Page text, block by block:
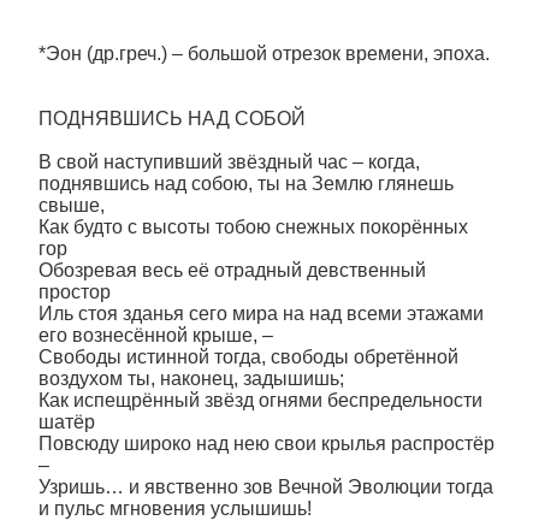
*Эон (др.греч.) – большой отрезок времени, эпоха.
ПОДНЯВШИСЬ НАД СОБОЙ
В свой наступивший звёздный час – когда,
поднявшись над собою, ты на Землю глянешь
свыше,
Как будто с высоты тобою снежных покорённых
гор
Обозревая весь её отрадный девственный
простор
Иль стоя зданья сего мира на над всеми этажами
его вознесённой крыше, –
Свободы истинной тогда, свободы обретённой
воздухом ты, наконец, задышишь;
Как испещрённый звёзд огнями беспредельности
шатёр
Повсюду широко над нею свои крылья распростёр
–
Узришь… и явственно зов Вечной Эволюции тогда
и пульс мгновения услышишь!